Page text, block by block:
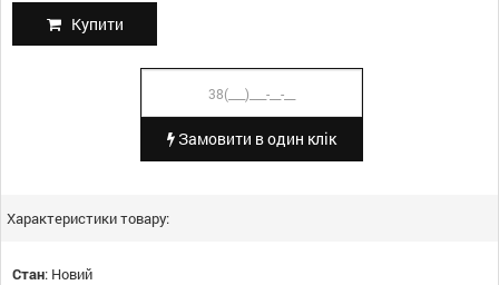
Купити
Замовити в один клік
Характеристики товару:
Стан: Новий